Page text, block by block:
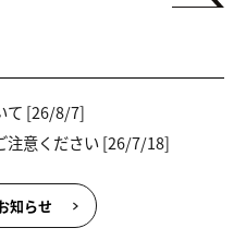
て [26/8/7]
注意ください[26/7/18]
知らせ